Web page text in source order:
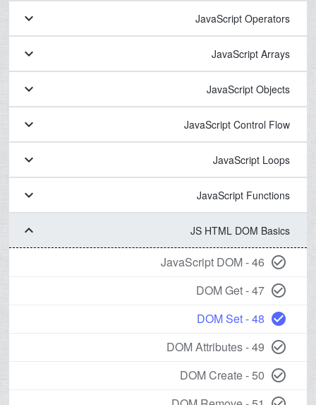
JavaScript Operators
keyboard_arrow_down
JavaScript Arrays
keyboard_arrow_down
JavaScript Objects
keyboard_arrow_down
JavaScript Control Flow
keyboard_arrow_down
JavaScript Loops
keyboard_arrow_down
JavaScript Functions
keyboard_arrow_down
JS HTML DOM Basics
keyboard_arrow_down
check_circle_outline
46 - JavaScript DOM
check_circle_outline
47 - DOM Get
check_circle
48 - DOM Set
check_circle_outline
49 - DOM Attributes
check_circle_outline
50 - DOM Create